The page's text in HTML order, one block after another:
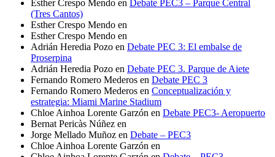
Esther Crespo Mendo en Debate PEC3 – Parque Central
(Tres Cantos)
Esther Crespo Mendo en
Esther Crespo Mendo en
Adrián Heredia Pozo en Debate PEC 3: El embalse de
Proserpina
Adrián Heredia Pozo en Debate PEC 3. Parque de Aiete
Fernando Romero Mederos en Debate PEC 3
Fernando Romero Mederos en Conceptualización y
estrategia: Miami Marine Stadium
Chloe Ainhoa Lorente Garzón en Debate PEC3- Aeropuerto
Bernat Pericàs Núñez en
Jorge Mellado Muñoz en Debate – PEC3
Chloe Ainhoa Lorente Garzón en